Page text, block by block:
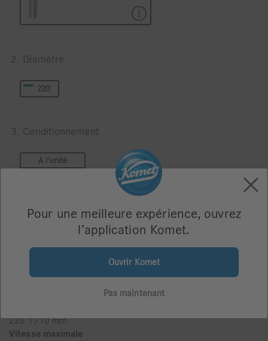
2. Diamètre
220
3. Conditionnement
A l'unité
220 1/10 mm
Vitesse maximale
Pour une meilleure expérience, ouvrez
l’application Komet.
Ouvrir Komet
Pas maintenant